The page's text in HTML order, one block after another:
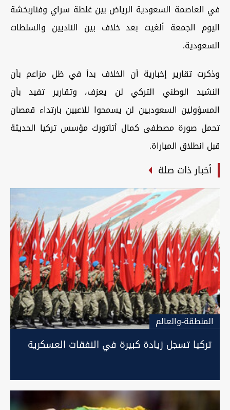
في العاصمة السعودية الرياض بين غلطة سراي وفناربخشة
اليوم الجمعة ألغيت بعد خلاف بين الناديين والسلطات
السعودية.
وذكرت تقارير إخبارية أن الخلاف بدأ في ظل مزاعم بأن
النشيد الوطني التركي لن يعزف، وتقارير تفيد بأن
المسؤولين السعوديين لن يسمحوا للاعبين بارتداء قمصان
تحمل صورة مصطفى كمال أتاتورك مؤسس تركيا الحديثة
قبل انطلاق المباراة.
أخبار ذات صلة
المنطقة-والعالم
تركيا تسجل زيادة كبيرة في النفقات العسكرية